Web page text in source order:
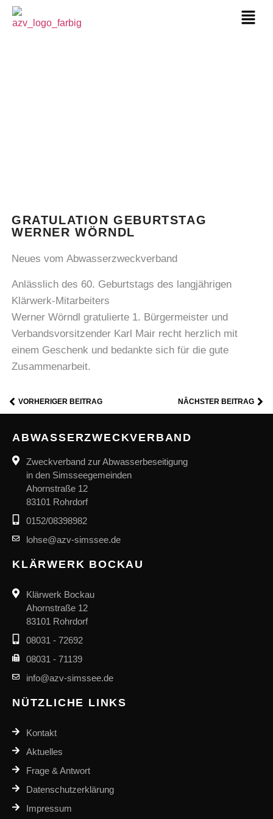
GRATULATION GEBURTSTAG
WERNER WÖRNDL
Neues vom Abwasserzweckverband
Anlässlich des 60. Geburtstags des langjährigen
Klärwerk-Mitarbeiters
Werner Wörndl gratulierte 1. Bürgermeister und
Verbandsvorsitzender Karl Mair recht herzlich mit
einem Geschenk und bedankte sich für die gute
Zusammenarbeit.
VORHERIGER BEITRAG NÂCHSTER BEITRAG
ABWASSERZWECKVERBAND
Zweckverband zur Abwasserbeseitigung
in den Simsseegemeinden
Ahornstraße 12
83101 Rohrdorf
0152/08398982
lohse@azv-simssee.de
KLÄRWERK BOCKAU
Klärwerk Bockau
Ahornstraße 12
83101 Rohrdorf
08031 - 72692
08031 - 71139
info@azv-simssee.de
NÜTZLICHE LINKS
Kontakt
Aktuelles
Frage & Antwort
Datenschutzerklärung
Impressum